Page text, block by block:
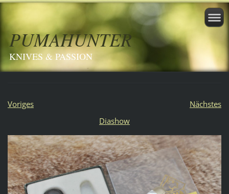
PUMAHUNTER
KNIVES & PASSION
Voriges
Nächstes
Diashow